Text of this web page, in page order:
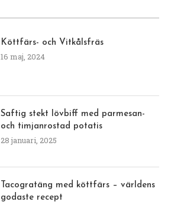
Köttfärs- och Vitkålsfräs
16 maj, 2024
Saftig stekt lövbiff med parmesan-
och timjanrostad potatis
28 januari, 2025
Tacogratäng med köttfärs – världens
godaste recept